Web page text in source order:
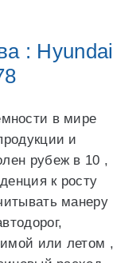
: Hyundai
в мире
и
рубеж в 10 ,
к росту
манеру
или летом ,